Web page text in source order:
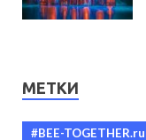
МЕТКИ
#BEE-TOGETHER.ru